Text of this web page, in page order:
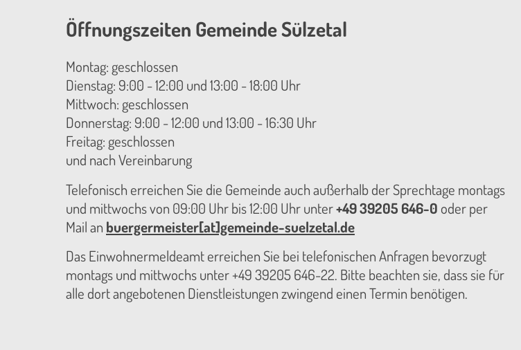
Öffnungszeiten Gemeinde Sülzetal
Montag: geschlossen
Dienstag: 9:00 - 12:00 und 13:00 - 18:00 Uhr
Mittwoch: geschlossen
Donnerstag: 9:00 - 12:00 und 13:00 - 16:30 Uhr
Freitag: geschlossen
und nach Vereinbarung
Telefonisch erreichen Sie die Gemeinde auch außerhalb der Sprechtage montags
und mittwochs von 09:00 Uhr bis 12:00 Uhr unter+49 39205 646-0 oder per
Mail an buergermeister[at]gemeinde-suelzetal.de
Das Einwohnermeldeamt erreichen Sie bei telefonischen Anfragen bevorzugt
montags und mittwochs unter +49 39205 646-22. Bitte beachten sie, dass sie für
alle dort angebotenen Dienstleistungen zwingend einen Termin benötigen.